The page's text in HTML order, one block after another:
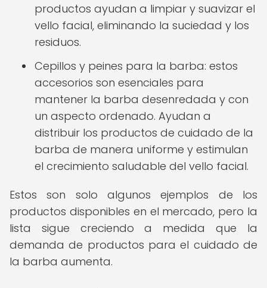
productos ayudan a limpiar y suavizar el
vello facial, eliminando la suciedad y los
residuos.
Cepillos y peines para la barba: estos
accesorios son esenciales para
mantener la barba desenredada y con
un aspecto ordenado. Ayudan a
distribuir los productos de cuidado de la
barba de manera uniforme y estimulan
el crecimiento saludable del vello facial.
Estos son solo algunos ejemplos de los
productos disponibles en el mercado, pero la
lista sigue creciendo a medida que la
demanda de productos para el cuidado de
la barba aumenta.